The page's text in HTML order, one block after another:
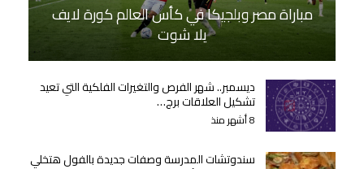
مباراة مصر وبلجيكا في كأس العالم كورة لايف
يلا شوت
ديسمبر.. شهر الفرص والتغيرات الفلكية التي تعيد
تشكيل العلاقات برج…
8 أشهر منذ
سندوتشات المدرسة وصفات جديدة بالفول هتخلي